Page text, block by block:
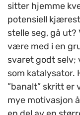
sitter hjemme
potensiell
stelle seg, gå ut?
være med i en
svaret godt selv;
som katalysator.
”banalt” skritt er
mye motivasjon